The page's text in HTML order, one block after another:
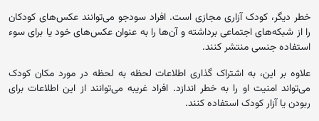
خطر دیگر، کودک آزاری مجازی است. افراد سودجو می‌توانند عکس‌های کودکان
را از شبکه‌های اجتماعی برداشته و آن‌ها را به عنوان عکس‌های خود یا برای سوء
استفاده جنسی منتشر کنند.
علاوه بر این، به اشتراک گذاری اطلاعات لحظه به لحظه در مورد مکان کودک
می‌تواند امنیت او را به خطر اندازد. افراد غریبه می‌توانند از این اطلاعات برای
ربودن یا آزار کودک استفاده کنند.